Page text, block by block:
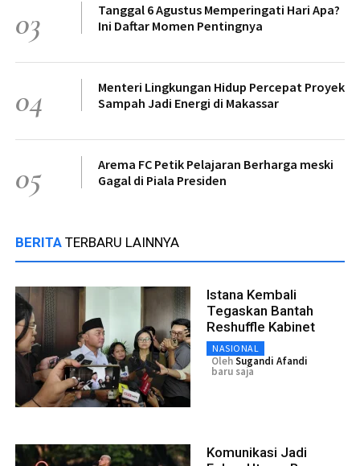
03
Tanggal 6 Agustus Memperingati Hari Apa?
Ini Daftar Momen Pentingnya
04
Menteri Lingkungan Hidup Percepat Proyek
Sampah Jadi Energi di Makassar
05
Arema FC Petik Pelajaran Berharga meski
Gagal di Piala Presiden
BERITA TERBARU LAINNYA
Istana Kembali
Tegaskan Bantah
Reshuffle Kabinet
NASIONAL
OlehSugandi Afandi
baru saja
Komunikasi Jadi